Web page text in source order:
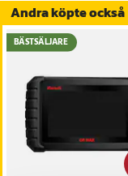
Andra köpte också
BÄSTSÄLJARE